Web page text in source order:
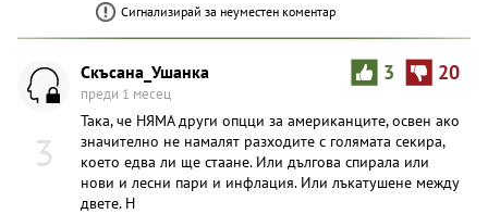
Сигнализирай за неуместен коментар
3
3 20
Скъсана_Ушанка
преди 1 месец
Така, че НЯМА други опцци за американците, освен ако
значително не намалят разходите с голямата секира,
което едва ли ще стаане. Или дългова спирала или
нови и лесни пари и инфлация. Или лъкатушене между
двете. Н